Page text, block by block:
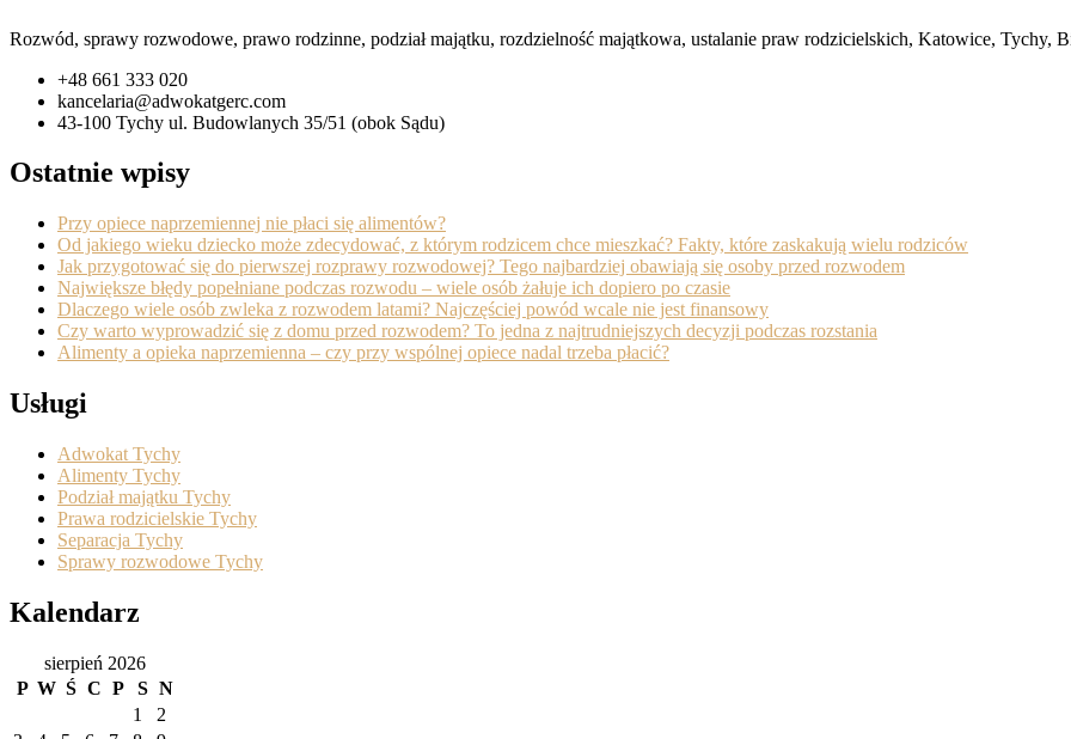
Rozwód, sprawy rozwodowe, prawo rodzinne, podział majątku, rozdzielność majątkowa, ustalanie praw rodzicielskich, Katowice, Tychy,
+48 661 333 020
kancelaria@adwokatgerc.com
43-100 Tychy ul. Budowlanych 35/51 (obok Sądu)
Ostatnie wpisy
Przy opiece naprzemiennej nie płaci się alimentów?
Od jakiego wieku dziecko może zdecydować, z którym rodzicem chce mieszkać? Fakty, które zaskakują wielu rodziców
Jak przygotować się do pierwszej rozprawy rozwodowej? Tego najbardziej obawiają się osoby przed rozwodem
Największe błędy popełniane podczas rozwodu – wiele osób żałuje ich dopiero po czasie
Dlaczego wiele osób zwleka z rozwodem latami? Najczęściej powód wcale nie jest finansowy
Czy warto wyprowadzić się z domu przed rozwodem? To jedna z najtrudniejszych decyzji podczas rozstania
Alimenty a opieka naprzemienna – czy przy wspólnej opiece nadal trzeba płacić?
Usługi
Adwokat Tychy
Alimenty Tychy
Podział majątku Tychy
Prawa rodzicielskie Tychy
Separacja Tychy
Sprawy rozwodowe Tychy
Kalendarz
sierpień 2026
P W Ś C P S N
1
2